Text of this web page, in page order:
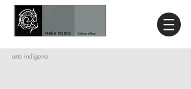
arte indígena